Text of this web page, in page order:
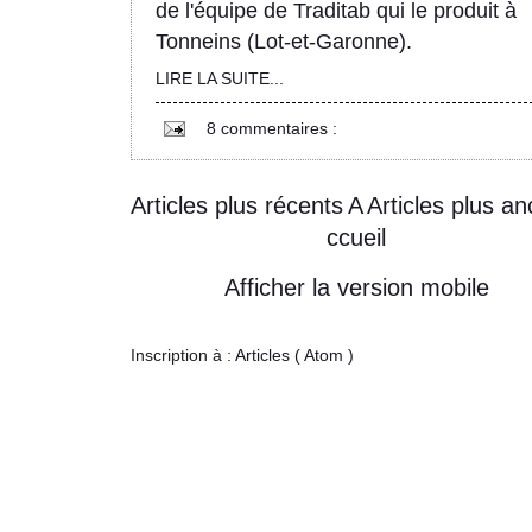
de l'équipe de Traditab qui le produit à
Tonneins (Lot-et-Garonne).
LIRE LA SUITE...
8 commentaires :
Articles plus récents Articles plus
A
ccueil
Afficher la version mobile
Inscription à : Articles ( Atom )